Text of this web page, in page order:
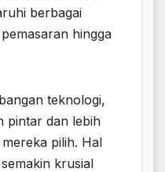
berbagai
hingga
teknologi,
pintar dan lebih
pilih. Hal
krusial